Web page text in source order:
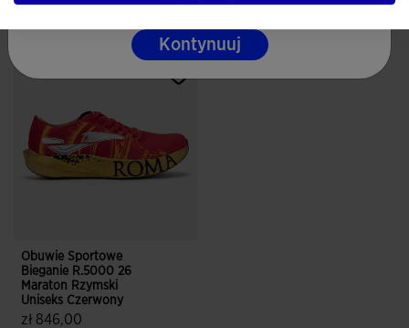
Skompletuj swój look
Obuwie Sportowe
Bieganie R.5000 26
Maraton Rzymski
Uniseks Czerwony
zł 846,00
Kontynuuj